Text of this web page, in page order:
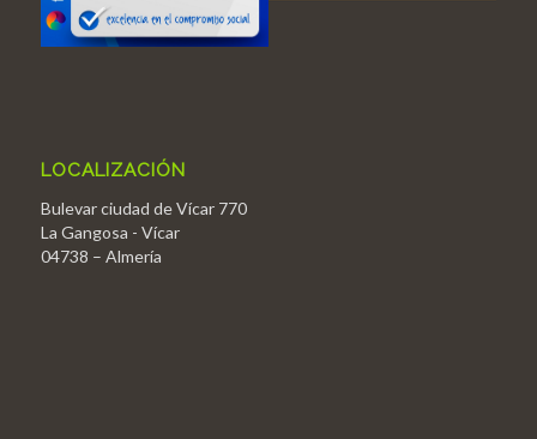
LOCALIZACIÓN
Bulevar ciudad de Vícar 770
La Gangosa - Vícar
04738 – Almería